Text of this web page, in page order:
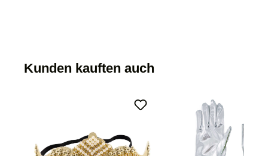
Kunden kauften auch